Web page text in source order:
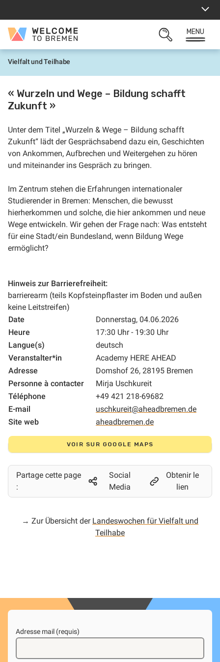
contenu
Welcome
Bremen
OUVRIR
MENU
A
e
i
Vielfalt und Teilhabe
« Wurzeln und Wege – Bildung schafft
Zukunft »
Unter dem Titel „Wurzeln & Wege – Bildung schafft
Zukunft“ lädt der Gesprächsabend dazu ein, Geschichten
von Ankommen, Aufbrechen und Weitergehen zu hören
und miteinander ins Gespräch zu bringen.
Im Zentrum stehen die Erfahrungen internationaler
Studierender in Bremen: Menschen, die bewusst
hierherkommen und solche, die hier ankommen und neue
Wege entwickeln. Wir gehen der Frage nach: Was entsteht
für eine Stadt/ein Bundesland, wenn Bildung Wege
ermöglicht?
Hinweis zur Barrierefreiheit:
barrierearm (teils Kopfsteinpflaster im Boden und außen
keine Leitstreifen)
Date
Donnerstag, 04.06.2026
Heure
17:30 Uhr - 19:30 Uhr
Langue(s)
deutsch
Veranstalter*in
Academy HERE AHEAD
Adresse
Domshof 26, 28195 Bremen
Personne à contacter
Mirja Uschkureit
Téléphone
+49 421 218-69682
E-mail
uschkureit@aheadbremen.de
Site web
aheadbremen.de
VOIR SUR GOOGLE MAPS
Partage cette page
:
Social
Media
Obtenir le
lien
→ Zur Übersicht der Landeswochen für Vielfalt und
Teilhabe
Adresse mail (requis)